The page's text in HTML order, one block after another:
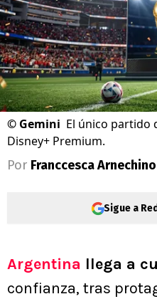
© Gemini El único partido
Disney+ Premium.
Por Franccesca Arnechino
Sigue a
Argentina llega a
confianza, tras